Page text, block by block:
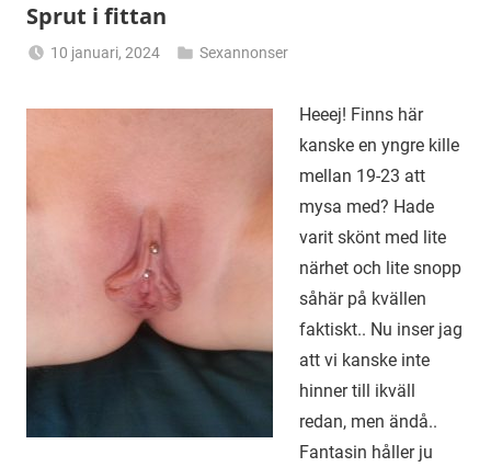
Sprut i fittan
10 januari, 2024
Sexannonser
Heeej! Finns här
kanske en yngre kille
mellan 19-23 att
mysa med? Hade
varit skönt med lite
närhet och lite snopp
såhär på kvällen
faktiskt.. Nu inser jag
att vi kanske inte
hinner till ikväll
redan, men ändå..
Fantasin håller ju